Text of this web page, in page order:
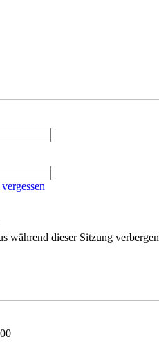
während dieser Sitzung verbergen